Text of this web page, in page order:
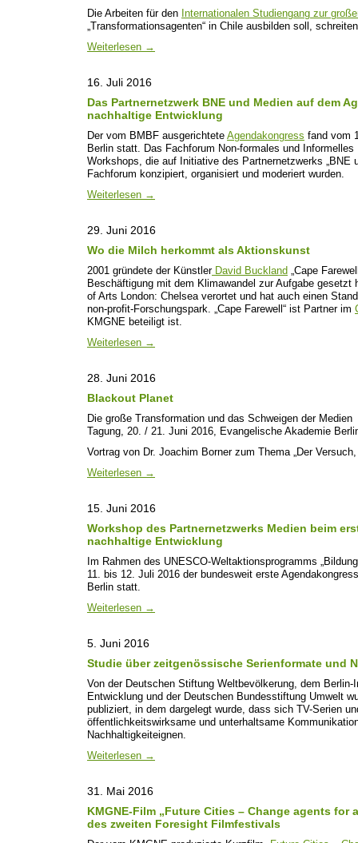
Die Arbeiten für den Internationalen Studiengang zur
„Transformationsagenten“ in Chile ausbilden soll,
Weiterlesen →
16. Juli 2016
Das Partnernetzwerk BNE und Medien auf dem
nachhaltige Entwicklung
Der vom BMBF ausgerichtete Agendakongress fand vom
Berlin statt. Das Fachforum Non-formales und
Workshops, die auf Initiative des Partnernetzwerks „BNE
Fachforum konzipiert, organisiert und moderiert wurden.
Weiterlesen →
29. Juni 2016
Wo die Milch herkommt als Aktionskunst
2001 gründete der KünstlerDavid Buckland „Cape
Beschäftigung mit dem Klimawandel zur Aufgabe gesetzt
of Arts London: Chelsea verortet und hat auch einen
non-profit-Forschungspark. „Cape Farewell“ ist Partner im
KMGNE beteiligt ist.
Weiterlesen →
28. Juni 2016
Blackout Planet
Die große Transformation und das Schweigen der Medien
Tagung, 20. / 21. Juni 2016, Evangelische Akademie
Vortrag von Dr. Joachim Borner zum Thema „Der
Weiterlesen →
15. Juni 2016
Workshop des Partnernetzwerks Medien beim
nachhaltige Entwicklung
Im Rahmen des UNESCO-Weltaktionsprogramms
11. bis 12. Juli 2016 der bundesweit erste
Berlin statt.
Weiterlesen →
5. Juni 2016
Studie über zeitgenössische Serienformate und
Von der Deutschen Stiftung Weltbevölkerung, dem
Entwicklung und der Deutschen Bundesstiftung Umwelt
publiziert, in dem darge­legt wurde, dass sich TV-Serien
öffentlichkeitswirksame und unterhaltsame
Nachhaltigkeiteignen.
Weiterlesen →
31. Mai 2016
KMGNE-Film „Future Cities – Change agents for
des zweiten Foresight Filmfestivals